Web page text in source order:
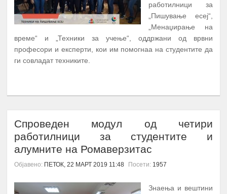
работилници за
„Пишување есеј“,
„Менаџирање на
време“ и „Техники за учење“, оддржани од врвни
професори и експерти, кои им помогнаа на студентите да
ги совладат техниките.
Спроведен модул од четири
работилници за студентите и
алумните на Ромаверзитас
Објавено: ПЕТОК, 22 МАРТ 2019 11:48 Посети: 1957
Знаења и вештини